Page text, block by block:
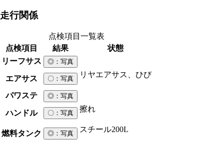
走行関係
点検項目一覧表
点検項目
結果
状態
リーフサス
◎ ：写真
エアサス 〇 ：写真 リヤエアサス、ひび
パワステ ◎ ：写真
ハンドル 〇 ：写真 擦れ
燃料タンク ◎ ：写真 スチール200L